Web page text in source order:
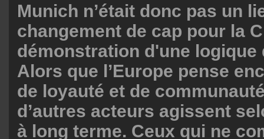
Munich n’était donc pas un
changement de cap pour la
démonstration d'une logique
Alors que l’Europe pense
de loyauté et de
d’autres acteurs agissent
à long terme. Ceux qui ne